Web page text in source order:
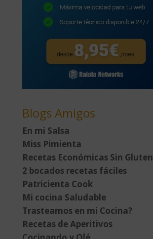
Blogs Amigos
En mi Salsa
Miss Pimienta
Recetas Económicas Sin Gluten
2 bocados recetas fáciles
Patricienta Cook
Mi cocina Saludable
Trasteamos en mi Cocina?
Recetas de Aperitivos